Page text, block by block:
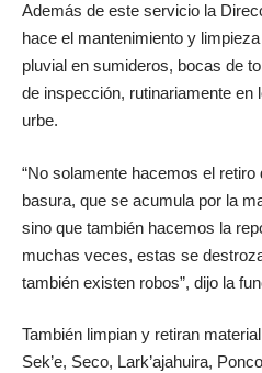
Además de este servicio la
hace el mantenimiento y
pluvial en sumideros, bocas de
de inspección, rutinariamente en
urbe.
“No solamente hacemos el
basura, que se acumula por la
sino que también hacemos la
muchas veces, estas se
también existen robos”, dijo la
También limpian y retiran
Sek’e, Seco, Lark’ajahuira,